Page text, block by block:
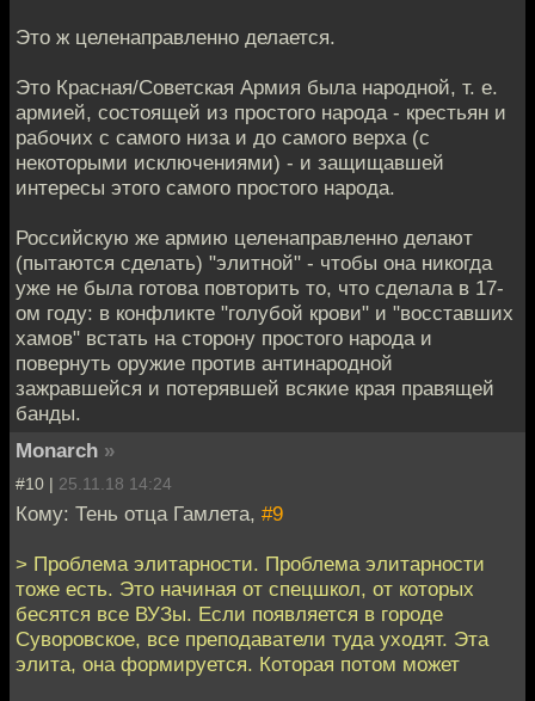
Это ж целенаправленно делается.
Это Красная/Советская Армия была народной, т. е.
армией, состоящей из простого народа - крестьян и
рабочих с самого низа и до самого верха (с
некоторыми исключениями) - и защищавшей
интересы этого самого простого народа.
Российскую же армию целенаправленно делают
(пытаются сделать) "элитной" - чтобы она никогда
уже не была готова повторить то, что сделала в 17-
ом году: в конфликте "голубой крови" и "восставших
хамов" встать на сторону простого народа и
повернуть оружие против антинародной
зажравшейся и потерявшей всякие края правящей
банды.
Monarch »
#10 | 25.11.18 14:24
Кому: Тень отца Гамлета, #9
> Проблема элитарности. Проблема элитарности
тоже есть. Это начиная от спецшкол, от которых
бесятся все ВУЗы. Если появляется в городе
Суворовское, все преподаватели туда уходят. Эта
элита, она формируется. Которая потом может